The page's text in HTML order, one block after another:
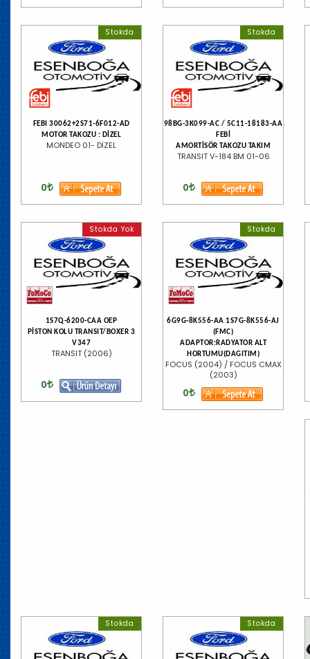
Stokda
FEBI 30062+2S71-6F012-AD
MOTOR TAKOZU : DİZEL
MONDEO 01- DİZEL
0
Stokda
98BG-3K099-AC / 5C11-18183-AA
FEBİ
AMORTİSÖR TAKOZU TAKIM
TRANSIT V-184 BM 01-06
0
Stokda Yok
1S7Q-6200-CAA OEP
PİSTON KOLU TRANSIT/BOXER 3
V347
TRANSIT (2006)
0
Stokda
6G9G-8K556-AA 1S7G-8K556-AJ
(FMC)
ADAPTOR:RADYATOR ALT
HORTUMU(DAGITIM)
FOCUS (2004) / FOCUS CMAX
(2003)
0
Stokda Stokda